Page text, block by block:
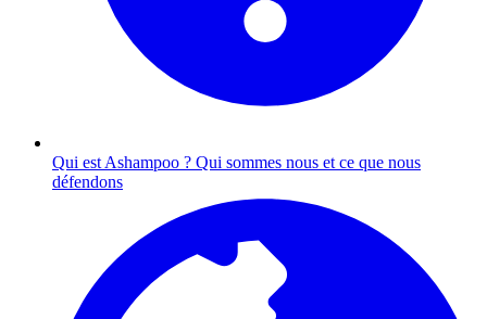
Qui est Ashampoo ? Qui sommes nous et ce que nous
défendons